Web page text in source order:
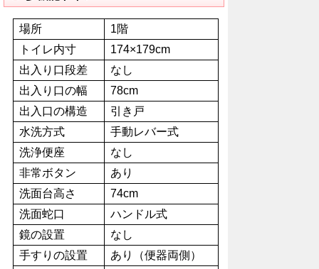
場所
1階
トイレ内寸
174×179cm
出入り口段差
なし
出入り口の幅
78cm
出入口の構造
引き戸
水洗方式
手動レバー式
洗浄便座
なし
非常ボタン
あり
洗面台高さ
74cm
洗面蛇口
ハンドル式
鏡の設置
なし
手すりの設置
あり（便器両側）